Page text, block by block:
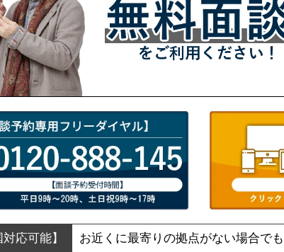
お近くに最寄りの拠点がない場合でも